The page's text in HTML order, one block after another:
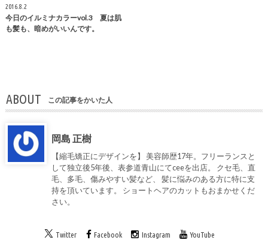
2016.8.2
今日のイルミナカラーvol.3 夏は肌
も髪も、暗めがいいんです。
ABOUT この記事をかいた人
岡島 正樹
【縮毛矯正にデザインを】 美容師歴17年。フリーランスと
して独立後5年後、表参道青山にてceeを出店。 クセ毛、直
毛、多毛、傷みやすい髪など、 髪に悩みのある方に特に支
持を頂いています。 ショートヘアのカットもおまかせくだ
さい。
Twitter Facebook Instagram YouTube